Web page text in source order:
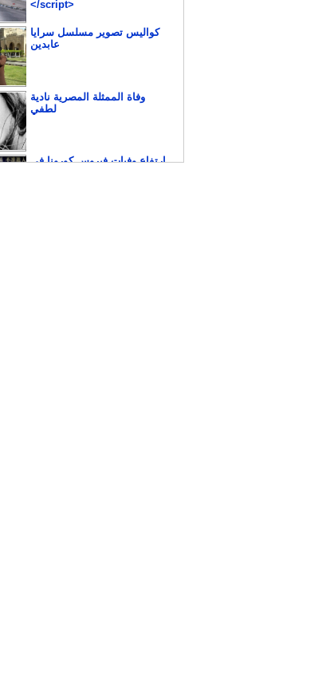
</script>
كواليس تصوير مسلسل سرايا
عابدين
وفاة الممثلة المصرية نادية
لطفي
إرتفاع وفيات فيروس كورونا في